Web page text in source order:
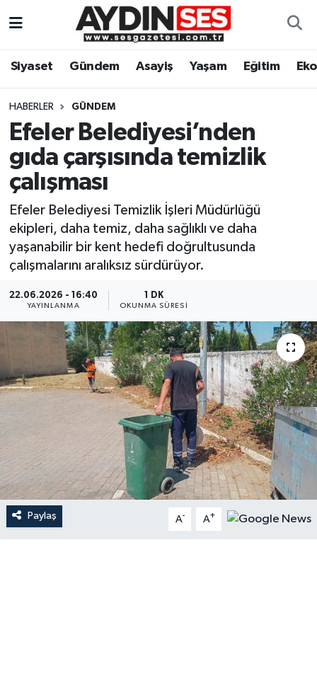
Siyaset Gündem Asayiş Yaşam Eğitim
HABERLER GÜNDEM
Efeler Belediyesi’nden
gıda çarşısında temizlik
çalışması
Efeler Belediyesi Temizlik İşleri Müdürlüğü
ekipleri, daha temiz, daha sağlıklı ve daha
yaşanabilir bir kent hedefi doğrultusunda
çalışmalarını aralıksız sürdürüyor.
22.06.2026 - 16:40
YAYINLANMA
1 DK
OKUNMA SÜRESI
Paylaş A- A+
Gündem
Siyaset
Ekonomi
Eğitim
Kültür Sanat
Spor
Aydın Hava Durumu
Aydin Namaz Vakitleri
Aydın Trafik Yoğunluk Haritası
Tüm Manşetler
Son Dakika Haberleri
Haber Arşivi